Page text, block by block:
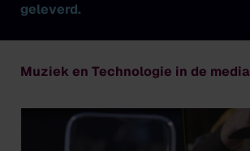
geleverd.
Muziek en Technologie in de media